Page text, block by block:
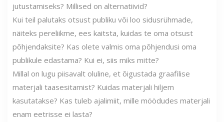
jutustamiseks? Millised on alternatiivid?
Kui teil palutaks otsust publiku või loo sidusrühmade,
näiteks pereliikme, ees kaitsta, kuidas te oma otsust
põhjendaksite? Kas olete valmis oma põhjendusi oma
publikule edastama? Kui ei, siis miks mitte?
Millal on lugu piisavalt oluline, et õigustada graafilise
materjali taasesitamist? Kuidas materjali hiljem
kasutatakse? Kas tuleb ajalimiit, mille möödudes materjali
enam eetrisse ei lasta?